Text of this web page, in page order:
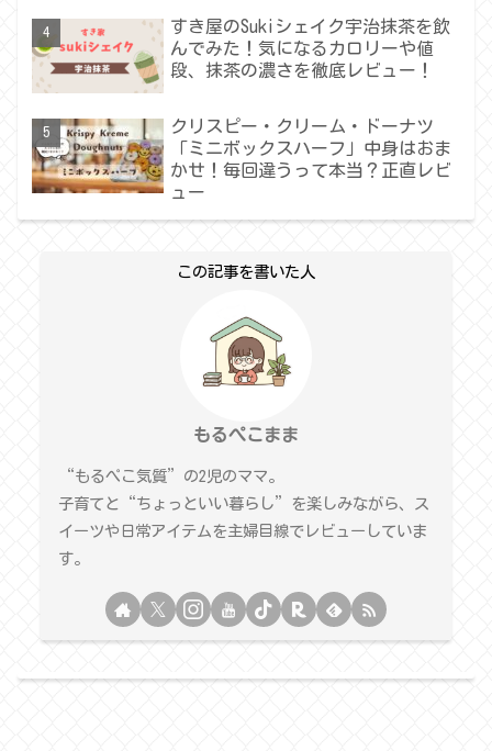
すき屋のSukiシェイク宇治抹茶を飲
んでみた！気になるカロリーや値
段、抹茶の濃さを徹底レビュー！
クリスピー・クリーム・ドーナツ
「ミニボックスハーフ」中身はおま
かせ！毎回違うって本当？正直レビ
ュー
この記事を書いた人
もるぺこまま
“もるぺこ気質”の2児のママ。
子育てと“ちょっといい暮らし”を楽しみながら、ス
イーツや日常アイテムを主婦目線でレビューしていま
す。